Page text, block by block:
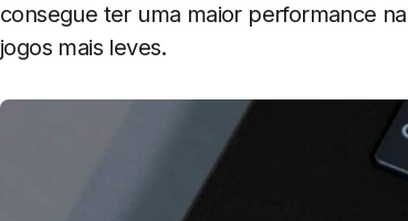
consegue ter uma maior performance
jogos mais leves.